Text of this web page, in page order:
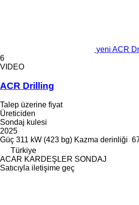
yeni ACR
6
VIDEO
ACR Drilling
Talep üzerine fiyat
Üreticiden
Sondaj kulesi
2025
Güç 311 kW (423 bg) Kazma derinliği
Türkiye
ACAR KARDEŞLER SONDAJ
Satıcıyla iletişime geç